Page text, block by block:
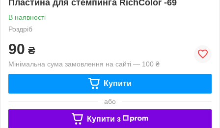
Пластина для стемпинга RichColor -69
В наявності
Роздріб
90 ₴
Мінімальна сума замовлення на сайті — 100 ₴
Купити
або
Купити з